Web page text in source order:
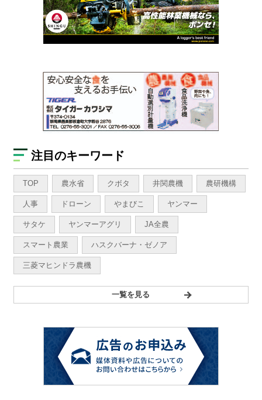
注目のキーワード
TOP 農水省 クボタ 井関農機 農研機構
人事 ドローン やまびこ ヤンマー
サタケ ヤンマーアグリ JA全農
スマート農業 ハスクバーナ・ゼノア
三菱マヒンドラ農機
一覧を見る